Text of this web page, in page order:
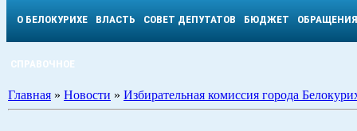
О БЕЛОКУРИХЕ ВЛАСТЬ СОВЕТ ДЕПУТАТОВ БЮДЖЕТ ОБРАЩЕНИЯ
СПРАВОЧНОЕ
Главная » Новости » Избирательная комиссия города